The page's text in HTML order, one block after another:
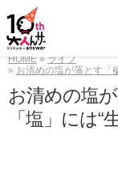
HOME
ライフ
お清めの塩が落とす「
お清めの塩
「塩」には“